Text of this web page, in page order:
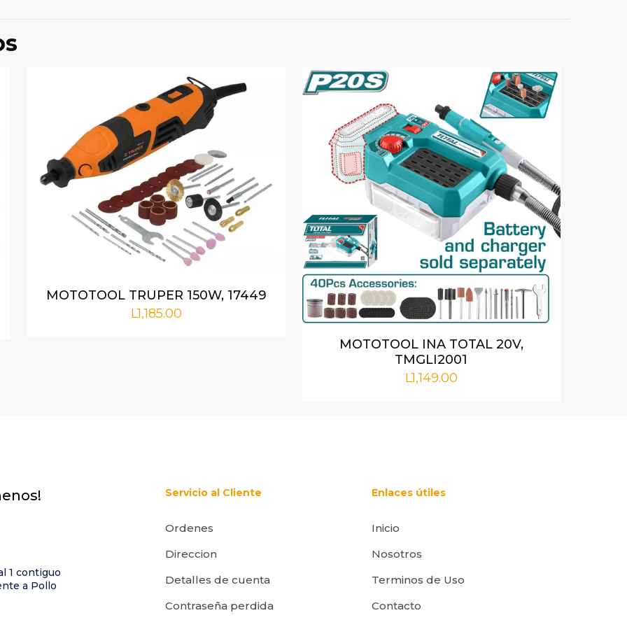
electrónico no será publicada.
Los campos obligatorios están
estrellas
2 de 5
estrellas
3 de 5
estrellas
5 de 5
estrellas
Guarda mi nombre,
correo electrónico y web en
MOTOTOOL TRUPER 150W, 17449
L1,185.00
MOTOTOOL INA TOTAL 20V,
TMGLI2001
L1,149.00
1 contiguo
a Pollo
Servicio al Cliente
Ordenes
Direccion
Detalles de cuenta
Contraseña perdida
Enlaces útiles
Inicio
Nosotros
Terminos de Uso
Contacto